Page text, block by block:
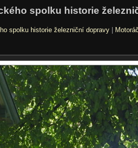
spolku historie
spolku historie železniční dopravy|